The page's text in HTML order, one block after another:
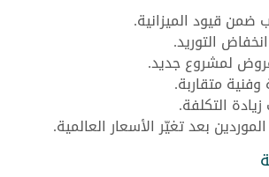
ضمن قيود الميزانية.
التوريد.
لمشروع جديد.
متقاربة.
التكلفة.
بعد تغيّر الأسعار العالمية.